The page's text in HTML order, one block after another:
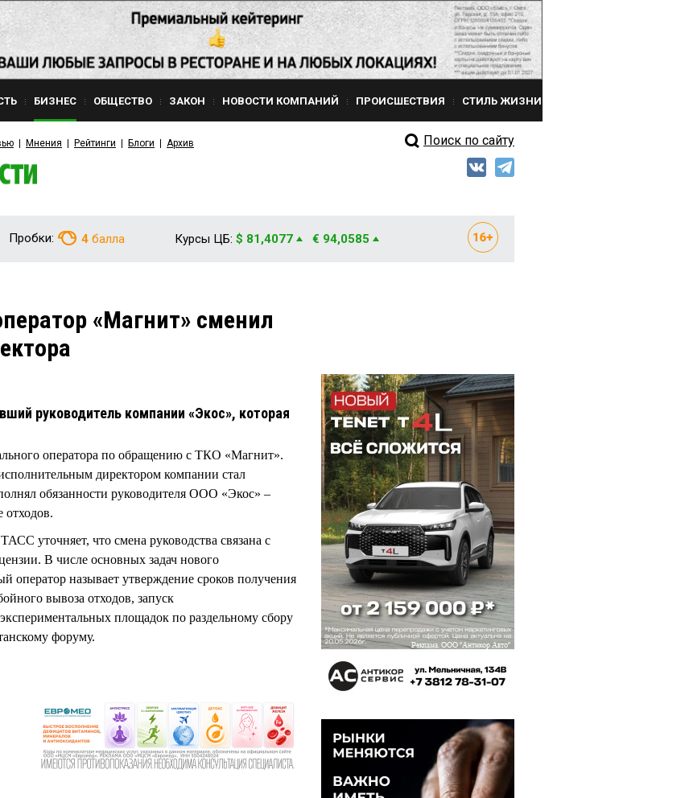
БИЗНЕС ОБЩЕСТВО ЗАКОН НОВОСТИ КОМПАНИЙ ПРОИСШЕСТВИЯ СТИЛЬ ЖИЗНИ
Мнения Рейтинги Блоги Архив Поиск по сайту
Пробки: 4 балла Курсы ЦБ: $ 81,4077 € 94,0585
«Магнит» сменил
руководитель компании «Экос», которая
оператора по обращению с ТКО «Магнит».
директором компании стал
обязанности руководителя ООО «Экос» –
отходов.
уточняет, что смена руководства связана с
В числе основных задач нового
оператор называет утверждение сроков получения
вывоза отходов, запуск
площадок по раздельному сбору
форуму.